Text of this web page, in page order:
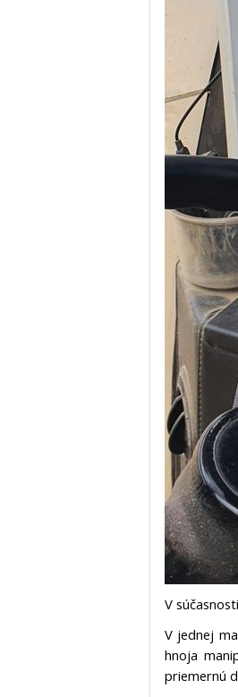
V
V jednej
hnoja
priemernú